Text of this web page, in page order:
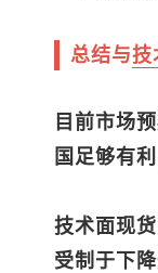
总结与技
目前市场
国足够有
技术面现
受制于下